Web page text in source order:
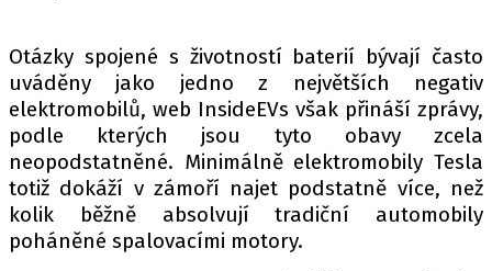
SLEDUJTE NÁS NA
Máte příběh, fotku nebo video?
Pošlete e-mail na autoroad.cz
Otázky spojené s životností baterií bývají často
uváděny jako jedno z největších negativ
elektromobilů, web InsideEVs však přináší zprávy,
podle kterých jsou tyto obavy zcela
neopodstatněné. Minimálně elektromobily Tesla
totiž dokáží v zámoří najet podstatně více, než
kolik běžně absolvují tradiční automobily
poháněné spalovacími motory.